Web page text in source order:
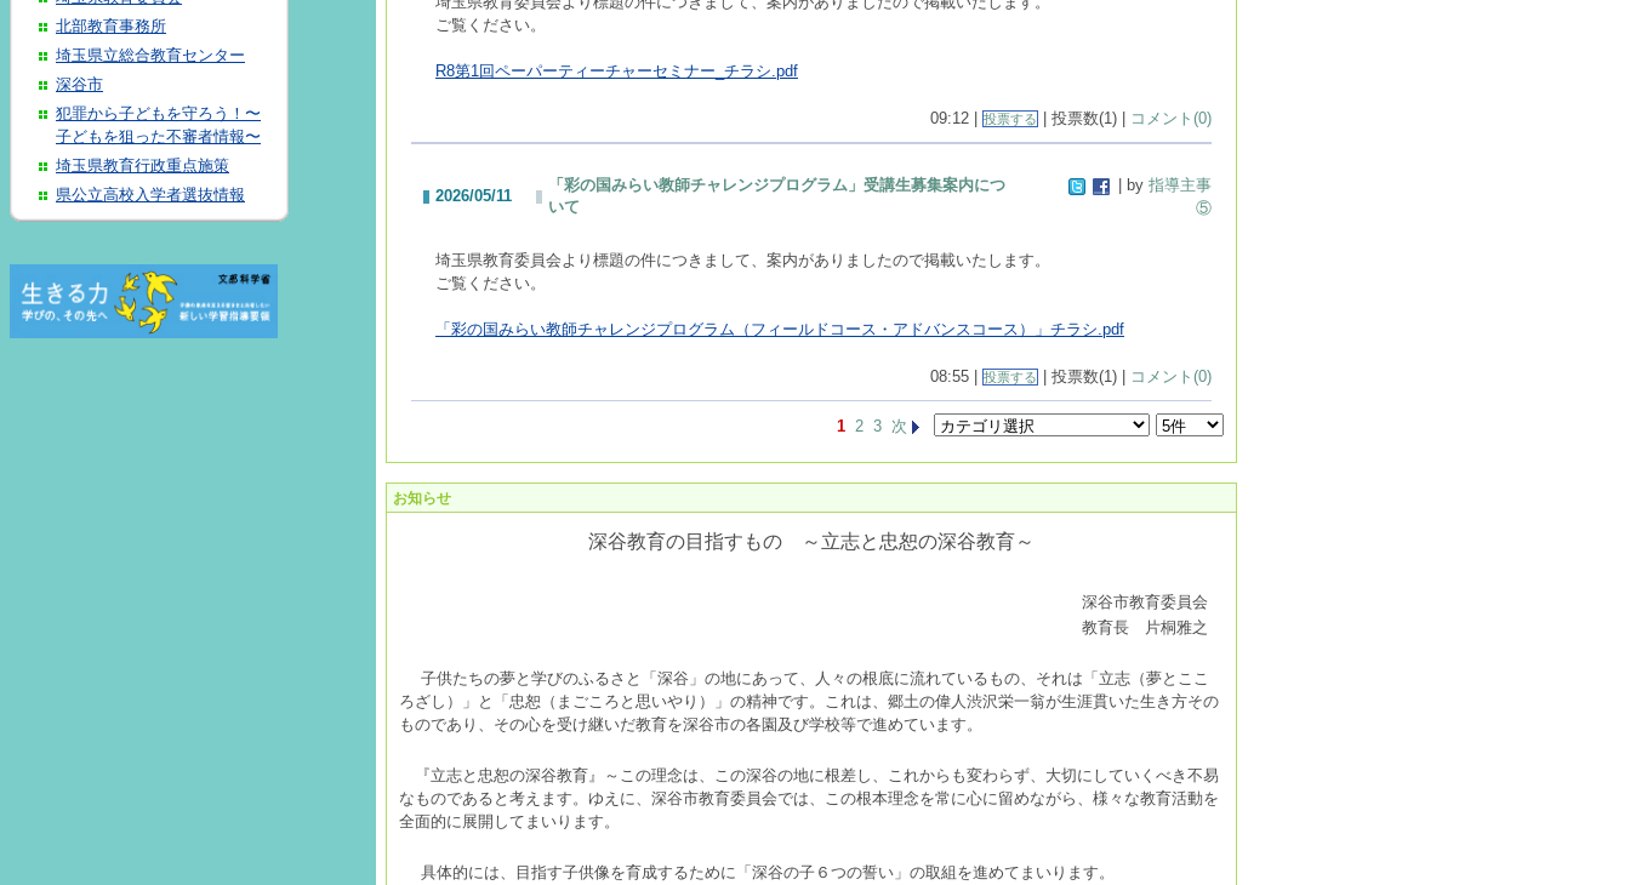
北部教育事務所
埼玉県立総合教育センター
深谷市
犯罪から子どもを守ろう！〜
子どもを狙った不審者情報〜
埼玉県教育行政重点施策
県公立高校入学者選抜情報
ご覧ください。
R8第1回ペーパーティーチャーセミナー_チラシ.pdf
09:12 | 投票する | 投票数(1) | コメント(0)
2026/05/11
「彩の国みらい教師チャレンジプログラム」受講生募集案内につ
いて
| by 指導主事
⑤
埼玉県教育委員会より標題の件につきまして、案内がありましたので掲載いたします。
ご覧ください。
「彩の国みらい教師チャレンジプログラム（フィールドコース・アドバンスコース）」チラシ.pdf
08:55 | 投票する | 投票数(1) | コメント(0)
1 2 3 次
お知らせ
深谷教育の目指すもの ～立志と忠恕の深谷教育～
深谷市教育委員会
教育長 片桐雅之
子供たちの夢と学びのふるさと「深谷」の地にあって、人々の根底に流れているもの、それは「立志（夢とここ
ろざし）」と「忠恕（まごころと思いやり）」の精神です。これは、郷土の偉人渋沢栄一翁が生涯貫いた生き方その
ものであり、その心を受け継いだ教育を深谷市の各園及び学校等で進めています。
『立志と忠恕の深谷教育』～この理念は、この深谷の地に根差し、これからも変わらず、大切にしていくべき不易
なものであると考えます。ゆえに、深谷市教育委員会では、この根本理念を常に心に留めながら、様々な教育活動を
全面的に展開してまいります。
具体的には、目指す子供像を育成するために「深谷の子６つの誓い」の取組を進めてまいります。